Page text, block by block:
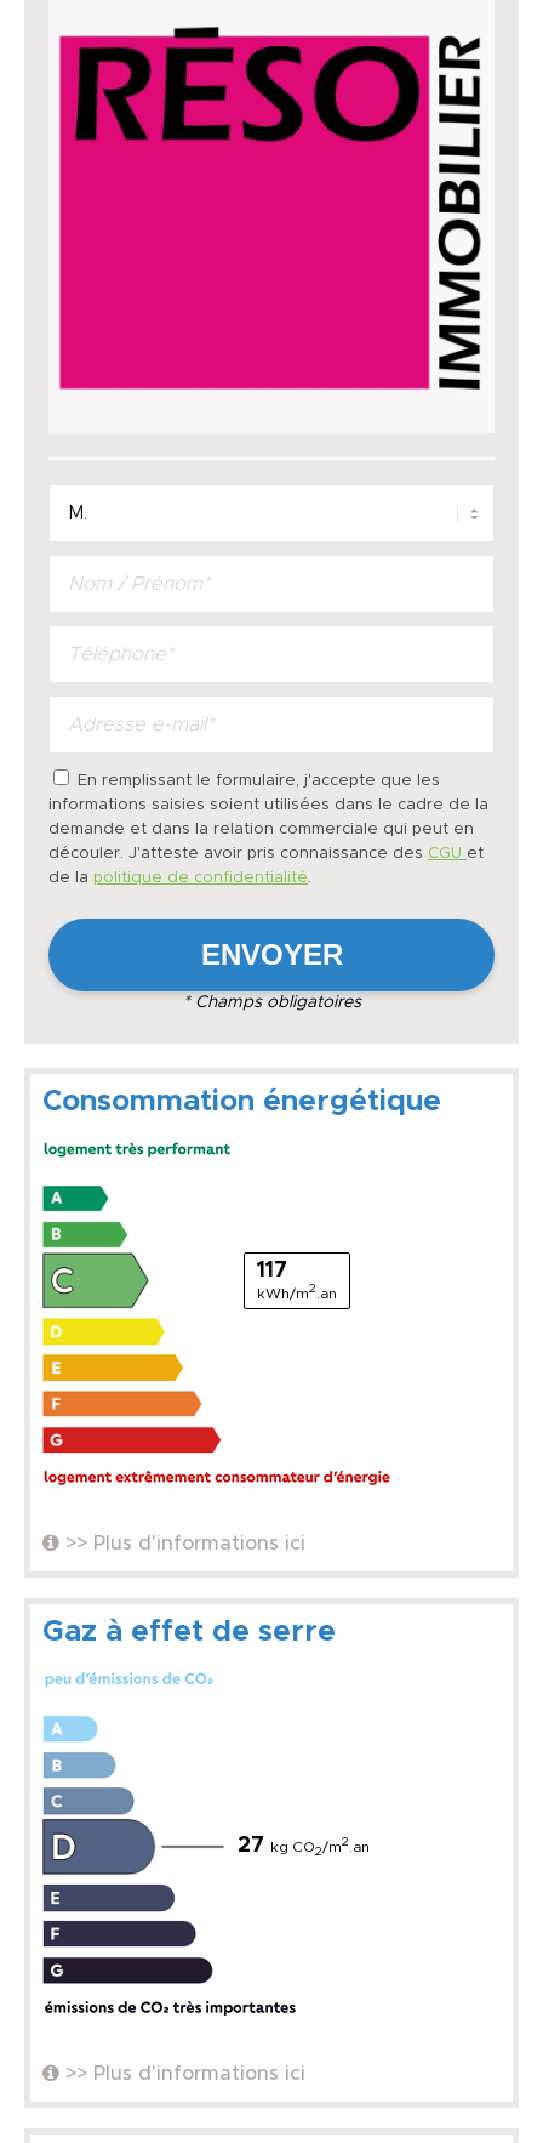
En remplissant le formulaire, j'accepte que les
informations saisies soient utilisées dans le cadre de la
demande et dans la relation commerciale qui peut en
découler. J'atteste avoir pris connaissance des CGU et
de la politique de confidentialité
* Champs obligatoires
Consommation énergétique
117
kWh/m2 .an
>> Plus d'informations ici
Gaz à effet de serre
27 kg CO2/m2 .an
>> Plus d'informations ici